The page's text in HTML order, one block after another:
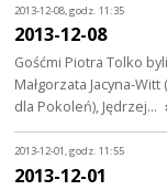
2013-12-08, godz. 11:35
2013-12-08
Gośćmi Piotra Tolko
Małgorzata Jacyna-
dla Pokoleń), Jędrzej…
2013-12-01, godz. 11:55
2013-12-01